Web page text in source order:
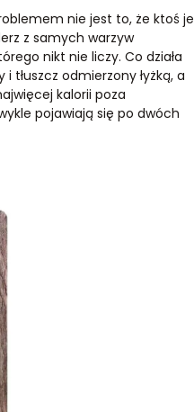
nie jest to, że ktoś je
z samych warzyw
nikt nie liczy. Co działa
tłuszcz odmierzony łyżką, a
kalorii poza
pojawiają się po dwóch